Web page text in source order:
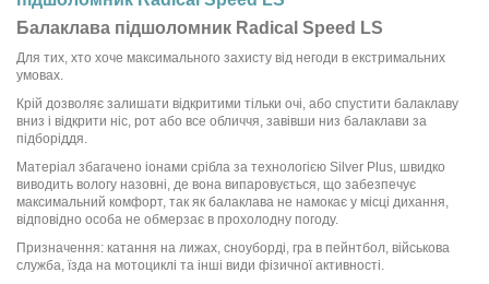
Балаклава підшоломник Radical Speed LS
Для тих, хто хоче максимального захисту від негоди в екстримальних
умовах.
Крій дозволяє залишати відкритими тільки очі, або спустити балаклаву
вниз і відкрити ніс, рот або все обличчя, завівши низ балаклави за
підборіддя.
Матеріал збагачено іонами срібла за технологією Silver Plus, швидко
виводить вологу назовні, де вона випаровується, що забезпечує
максимальний комфорт, так як балаклава не намокає у місці дихання,
відповідно особа не обмерзає в прохолодну погоду.
Призначення: катання на лижах, сноуборді, гра в пейнтбол, військова
служба, їзда на мотоциклі та інші види фізичної активності.